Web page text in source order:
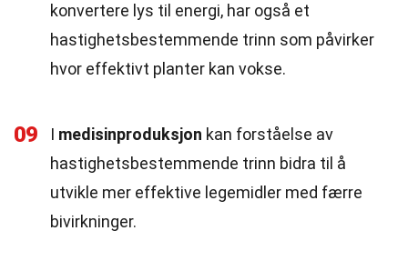
konvertere lys til energi, har også et
hastighetsbestemmende trinn som påvirker
hvor effektivt planter kan vokse.
09 I medisinproduksjon kan forståelse av
hastighetsbestemmende trinn bidra til å
utvikle mer effektive legemidler med færre
bivirkninger.